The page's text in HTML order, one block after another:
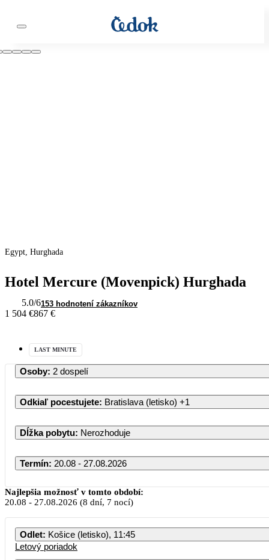
Egypt, Hurghada
Hotel Mercure (Movenpick) Hurghada
5.0/6153 hodnotení zákazníkov
1 504 €867 €
LAST MINUTE
Osoby: 2 dospelí
Odkiaľ pocestujete: Bratislava (letisko) +1
Dĺžka pobytu: Nerozhoduje
Termín: 20.08 - 27.08.2026
Najlepšia možnosť v tomto období:
20.08 - 27.08.2026 (8 dní, 7 nocí)
Odlet: Košice (letisko), 11:45
Letový poriadok